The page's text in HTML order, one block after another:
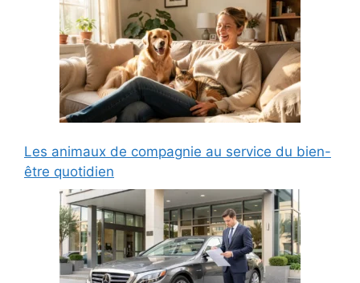
Les animaux de compagnie au service du bien-
être quotidien